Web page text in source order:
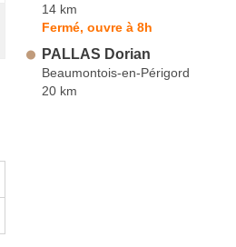
14 km
Fermé, ouvre à 8h
PALLAS Dorian
Beaumontois-en-Périgord
20 km